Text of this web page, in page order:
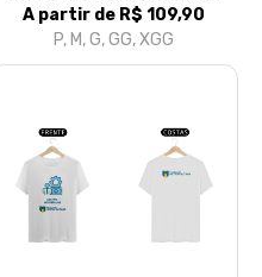
A partir de R$ 109,90
P, M, G, GG, XGG